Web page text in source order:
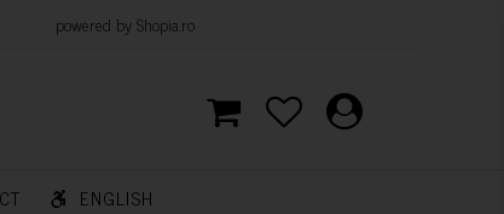
Shopia.ro
ENGLISH